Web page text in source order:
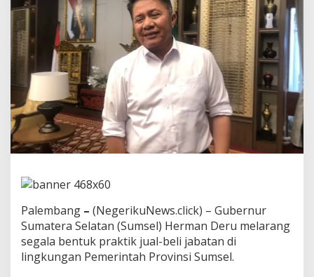
e
l
U
m
u
a
n
‘
S
t
a
l
B
e
Palembang – (NegerikuNews.click) – Gubernur
Sumatera Selatan (Sumsel) Herman Deru melarang
segala bentuk praktik jual-beli jabatan di
lingkungan Pemerintah Provinsi Sumsel.